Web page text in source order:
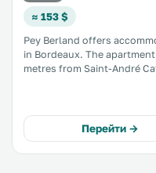
≈ 153 $
Pey Berland offers
in Bordeaux. The apartment is 100
metres from Saint-André
the kitchen. .Перейти →